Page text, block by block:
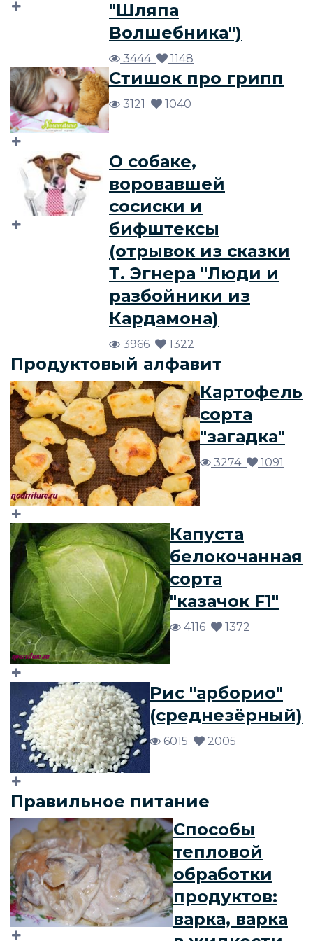
"Шляпа
Волшебника")
3444 1148
Стишок про грипп
3121 1040
О собаке,
воровавшей
сосиски и
бифштексы
(отрывок из сказки
Т. Эгнера "Люди и
разбойники из
Кардамона)
3966 1322
Продуктовый алфавит
Картофель
сорта
"загадка"
3274 1091
Капуста
белокочанная
сорта
"казачок F1"
4116 1372
Рис "арборио"
(среднезёрный)
6015 2005
Правильное питание
Способы
тепловой
обработки
продуктов:
варка, варка